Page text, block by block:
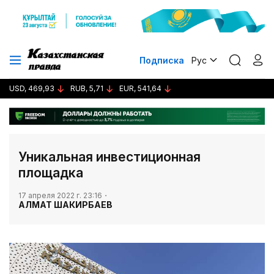
Подписка Рус
USD, 469,93 RUB, 5,71 EUR, 541,64
Уникальная инвестиционная
площадка
17 апреля 2022 г. 23:16
АЛМАТ ШАКИРБАЕВ